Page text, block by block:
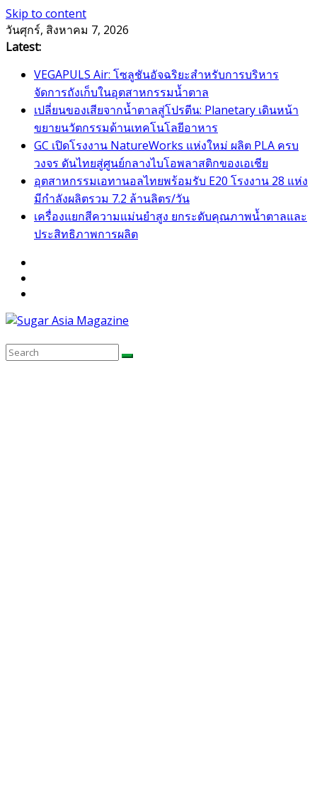
Skip to content
วันศุกร์, สิงหาคม 7, 2026
Latest:
VEGAPULS Air: โซลูชันอัจฉริยะสำหรับการบริหาร
จัดการถังเก็บในอุตสาหกรรมน้ำตาล
เปลี่ยนของเสียจากน้ำตาลสู่โปรตีน: Planetary เดินหน้า
ขยายนวัตกรรมด้านเทคโนโลยีอาหาร
GC เปิดโรงงาน NatureWorks แห่งใหม่ ผลิต PLA ครบ
วงจร ดันไทยสู่ศูนย์กลางไบโอพลาสติกของเอเชีย
อุตสาหกรรมเอทานอลไทยพร้อมรับ E20 โรงงาน 28 แห่ง
มีกำลังผลิตรวม 7.2 ล้านลิตร/วัน
เครื่องแยกสีความแม่นยำสูง ยกระดับคุณภาพน้ำตาลและ
ประสิทธิภาพการผลิต